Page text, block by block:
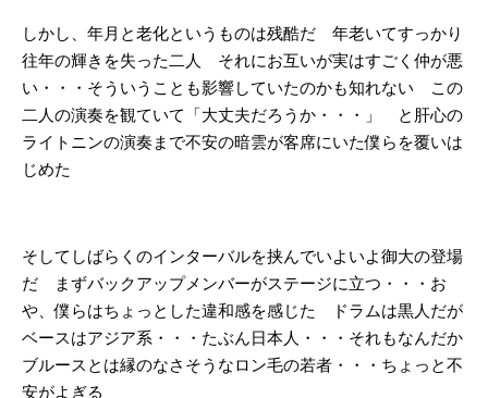
しかし、年月と老化というものは残酷だ 年老いてすっかり
往年の輝きを失った二人 それにお互いが実はすごく仲が悪
い・・・そういうことも影響していたのかも知れない この
二人の演奏を観ていて「大丈夫だろうか・・・」 と肝心の
ライトニンの演奏まで不安の暗雲が客席にいた僕らを覆いは
じめた
そしてしばらくのインターバルを挟んでいよいよ御大の登場
だ まずバックアップメンバーがステージに立つ・・・お
や、僕らはちょっとした違和感を感じた ドラムは黒人だが
ベースはアジア系・・・たぶん日本人・・・それもなんだか
ブルースとは縁のなさそうなロン毛の若者・・・ちょっと不
安がよぎる